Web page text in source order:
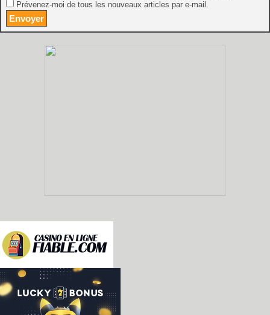
Prévenez-moi de tous les nouveaux articles par e-mail.